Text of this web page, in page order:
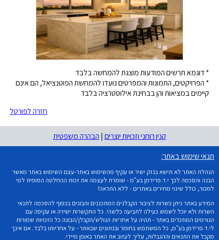
* דוגמא תרשים המודעות מוצגת להמחשה בלבד
* הפרויקטים, התמונות והמפרטים נועדו להמחשת הפוטנציאל, הם אינם
קיימים במציאות והן בבחינת אילוסטרציה בלבד
חזרה לפורטל
קנין רוחני וזכויות יוצרים | הבהרה משפטית
תנאי שימוש באתר:
הנהלת האתר לא תישא בנזק ישיר או עקיף מהשימוש באתר-עצם השימוש באתר מאשר
הבנה והסכמה לכך י.ד.פרידמן בע"מ - שומרת לעצמה את זכות ההחלטה הסופית למי
למכור, כולל שינוי מחירים באתרים - ללא התראה!
המידע באתר ניתן כשרות לציבור הקבלנים המתכננים והבונים בכפוף להסכמה לתנאי
השרות ולא יוכל לשמש כעילה לתביעה כלשהי. כל התקשרות ישירה או עקיפה עם
הגורמים המוזכרים באתר - תהיה על אחריות הגולש/הקבלן/הבונה כל הזכויות שמורות
לי.ד.פרידמן בע"מ, כל המשתמש בחומר ובנתונים שבאתר - על אחריותו בלבד. אם אינך
מקבל את התנאים וההגבלות, עליך לעזוב את האתר באופן מיידי.